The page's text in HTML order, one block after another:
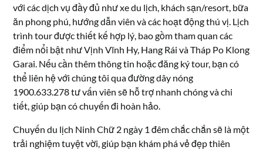
với các dịch vụ đầy đủ như xe du lịch, khách sạn/resort, bữa
ăn phong phú, hướng dẫn viên và các hoạt động thú vị. Lịch
trình tour được thiết kế hợp lý, bao gồm tham quan các
điểm nổi bật như Vịnh Vĩnh Hy, Hang Rái và Tháp Po Klong
Garai. Nếu cần thêm thông tin hoặc đăng ký tour, bạn có
thể liên hệ với chúng tôi qua đường dây nóng
1900.633.278 tư vấn viên sẽ hỗ trợ nhanh chóng và chi
tiết, giúp bạn có chuyến đi hoàn hảo.
Chuyến du lịch Ninh Chữ 2 ngày 1 đêm chắc chắn sẽ là một
trải nghiệm tuyệt vời, giúp bạn khám phá vẻ đẹp thiên